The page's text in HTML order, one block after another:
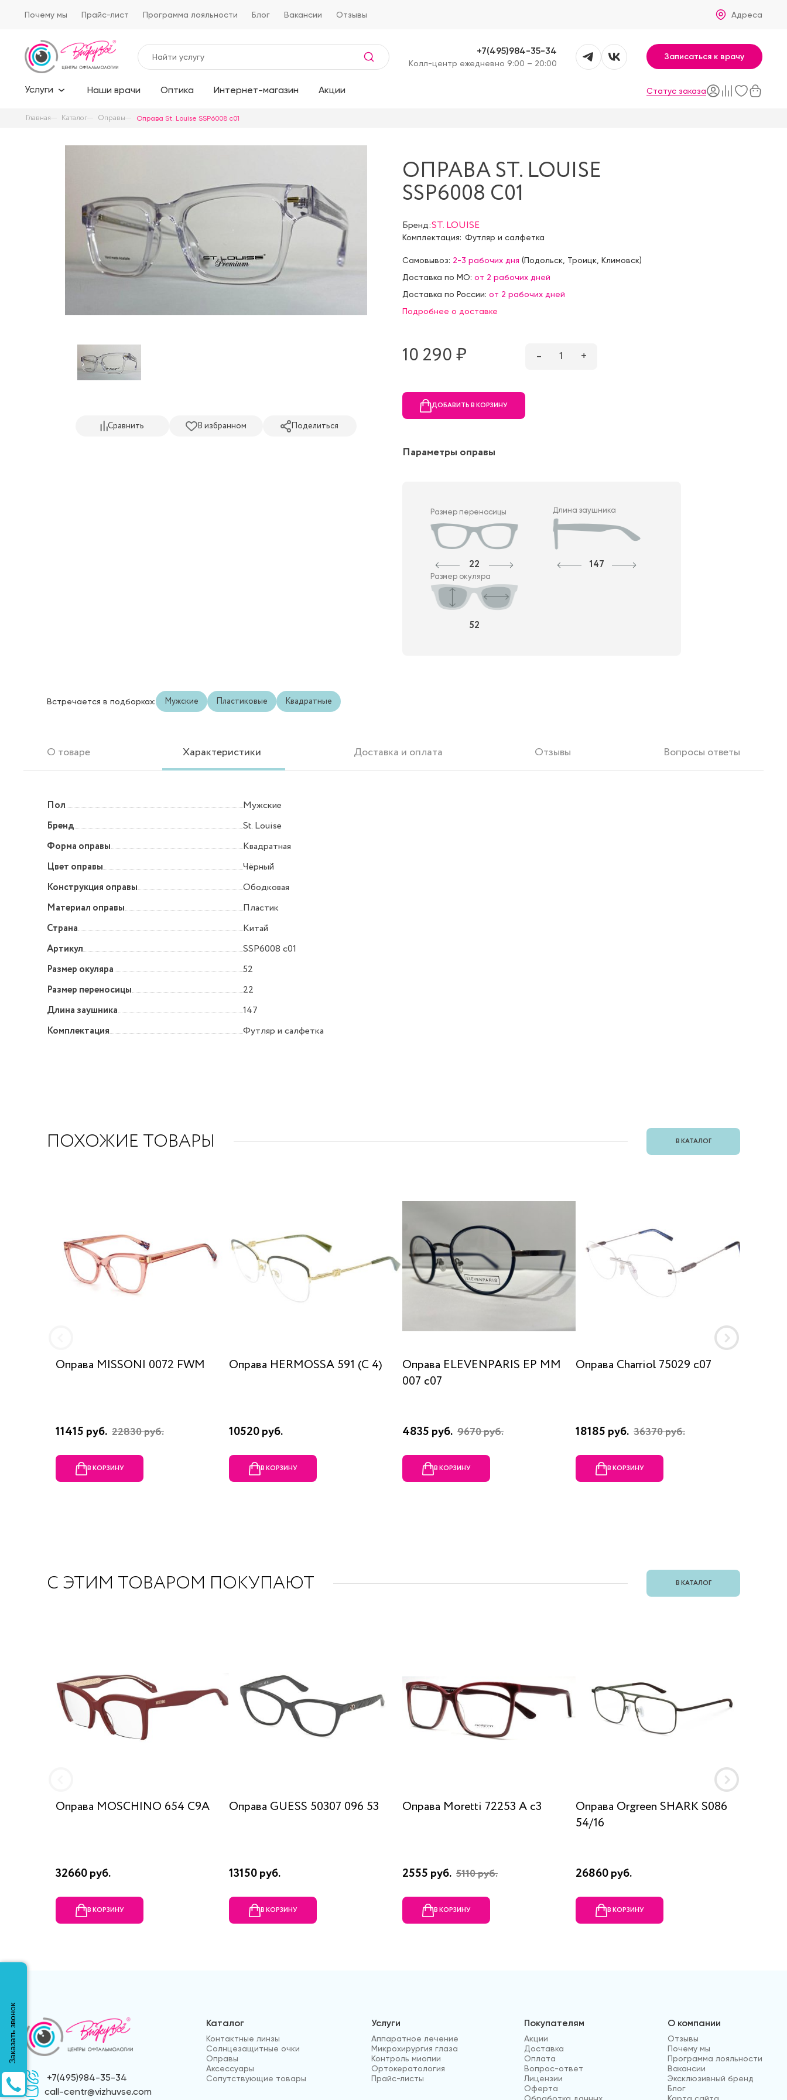
Почему мы Прайс-лист Программа лояльности Блог Вакансии Отзывы Адреса
+7(495)984-35-34
Kолл-центр ежедневно 9:00 – 20:00
Записаться к врачу
Услуги Наши врачи Оптика Интернет-магазин Акции Статус заказа
Главная Каталог Оправы Оправа St. Louise SSP6008 c01
Сравнить В избранном Поделиться
ОПРАВА ST. LOUISE
SSP6008 C01
Бренд:ST. LOUISE
Комплектация: Футляр и салфетка
Самовывоз: 2-3 рабочих дня (Подольск, Троицк, Климовск)
Доставка по МО: от 2 рабочих дней
Доставка по России: от 2 рабочих дней
Подробнее о доставке
10 290 ₷ – 1 +
ДОБАВИТЬ В КОРЗИНУ
Параметры оправы
Размер переносицы
22
Длина заушника
147
Размер окуляра
52
Встречается в подборках: Мужские Пластиковые Квадратные
О товаре Характеристики Доставка и оплата Отзывы Вопросы ответы
Пол
Мужские
Бренд
St. Louise
Форма оправы
Квадратная
Цвет оправы
Чёрный
Конструкция оправы
Ободковая
Материал оправы
Пластик
Страна
Китай
Артикул
SSP6008 c01
Размер окуляра
52
Размер переносицы
22
Длина заушника
147
Комплектация
Футляр и салфетка
ПОХОЖИЕ ТОВАРЫ В КАТАЛОГ
Оправа MISSONI 0072 FWM
11415 руб. 22830 руб.
В КОРЗИНУ
Оправа HERMOSSA 591 (C 4)
10520 руб.
В КОРЗИНУ
Оправа ELEVENPARIS EP MM
007 c07
4835 руб. 9670 руб.
В КОРЗИНУ
Оправа Charriol 75029 c07
18185 руб. 36370 руб.
В КОРЗИНУ
С ЭТИМ ТОВАРОМ ПОКУПАЮТ В КАТАЛОГ
Оправа MOSCHINO 654 C9A
32660 руб.
В КОРЗИНУ
Оправа GUESS 50307 096 53
13150 руб.
В КОРЗИНУ
Оправа Moretti 72253 A c3
2555 руб. 5110 руб.
В КОРЗИНУ
Оправа Orgreen SHARK S086
54/16
26860 руб.
В КОРЗИНУ
+7(495)984-35-34
call-centr@vizhuvse.com
Каталог
Контактные линзы
Солнцезащитные очки
Оправы
Аксессуары
Сопутствующие товары
Услуги
Аппаратное лечение
Микрохирургия глаза
Контроль миопии
Ортокератология
Прайс-листы
Покупателям
Акции
Доставка
Оплата
Вопрос-ответ
Лицензии
Оферта
О компании
Отзывы
Почему мы
Программа лояльности
Вакансии
Эксклюзивный бренд
Блог
Заказать звонок